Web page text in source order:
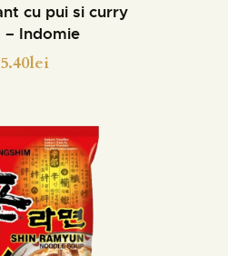
cu pui si curry
Indomie
5.40lei